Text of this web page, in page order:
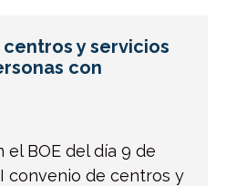
y servicios
con
BOE del día 9 de
convenio de centros y